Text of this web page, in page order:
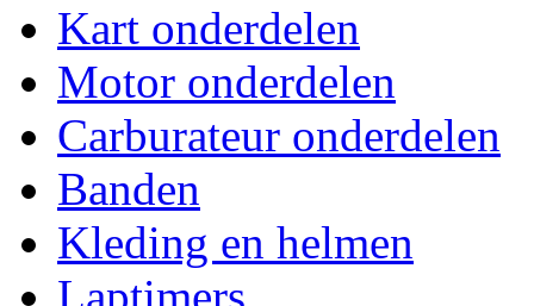
Kart onderdelen
Motor onderdelen
Carburateur onderdelen
Banden
Kleding en helmen
Laptimers